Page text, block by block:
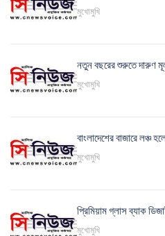
মুখোমুখি
নতুন বছরের শুরুতে দারুণ
মুখোমুখি
বাংলাদেশের বাজারে লঞ্চ
মুখোমুখি
প্রিমিয়াম গ্লাস ব্যাক
মুখোমুখি